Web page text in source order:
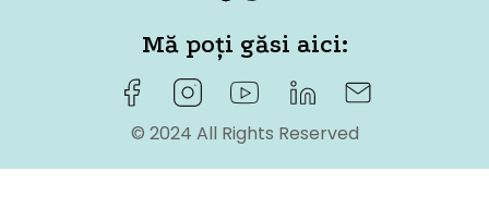
Mă poți găsi aici:
© 2024 All Rights Reserved